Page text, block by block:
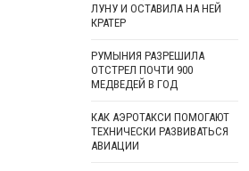
ЛУНУ И ОСТАВИЛА НА НЕЙ
КРАТЕР
РУМЫНИЯ РАЗРЕШИЛА
ОТСТРЕЛ ПОЧТИ 900
МЕДВЕДЕЙ В ГОД
КАК АЭРОТАКСИ ПОМОГАЮТ
ТЕХНИЧЕСКИ РАЗВИВАТЬСЯ
АВИАЦИИ